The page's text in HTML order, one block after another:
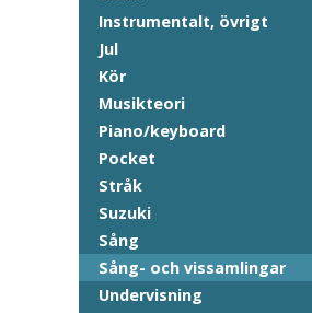
Instrumentalt, övrigt
Jul
Kör
Musikteori
Piano/keyboard
Pocket
Stråk
Suzuki
Sång
Sång- och vissamlingar
Undervisning